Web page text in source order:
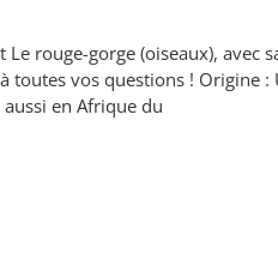
Le rouge-gorge (oiseaux),
vos questions ! Origine
en Afrique du